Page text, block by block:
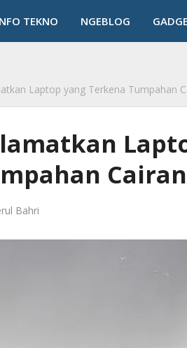
TEKNO NGEBLOG
Laptop yang Terkena Tumpahan
Cairan
Bahri